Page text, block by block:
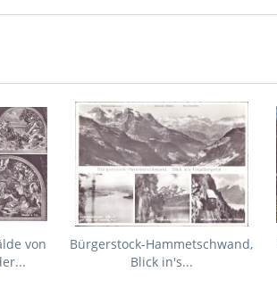
von
Bürgerstock-Hammetschwand,
Blick in's...